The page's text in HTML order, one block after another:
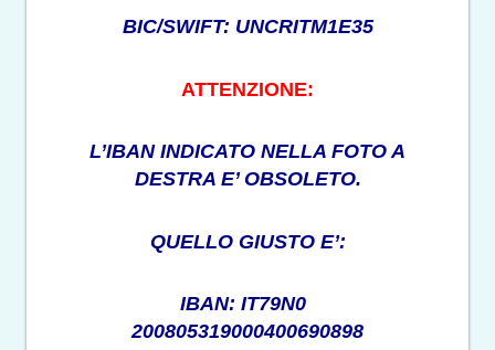
BIC/SWIFT: UNCRITM1E35
ATTENZIONE:
L’IBAN INDICATO NELLA FOTO A
DESTRA E’ OBSOLETO.
QUELLO GIUSTO E’:
IBAN: IT79N0
200805319000400690898